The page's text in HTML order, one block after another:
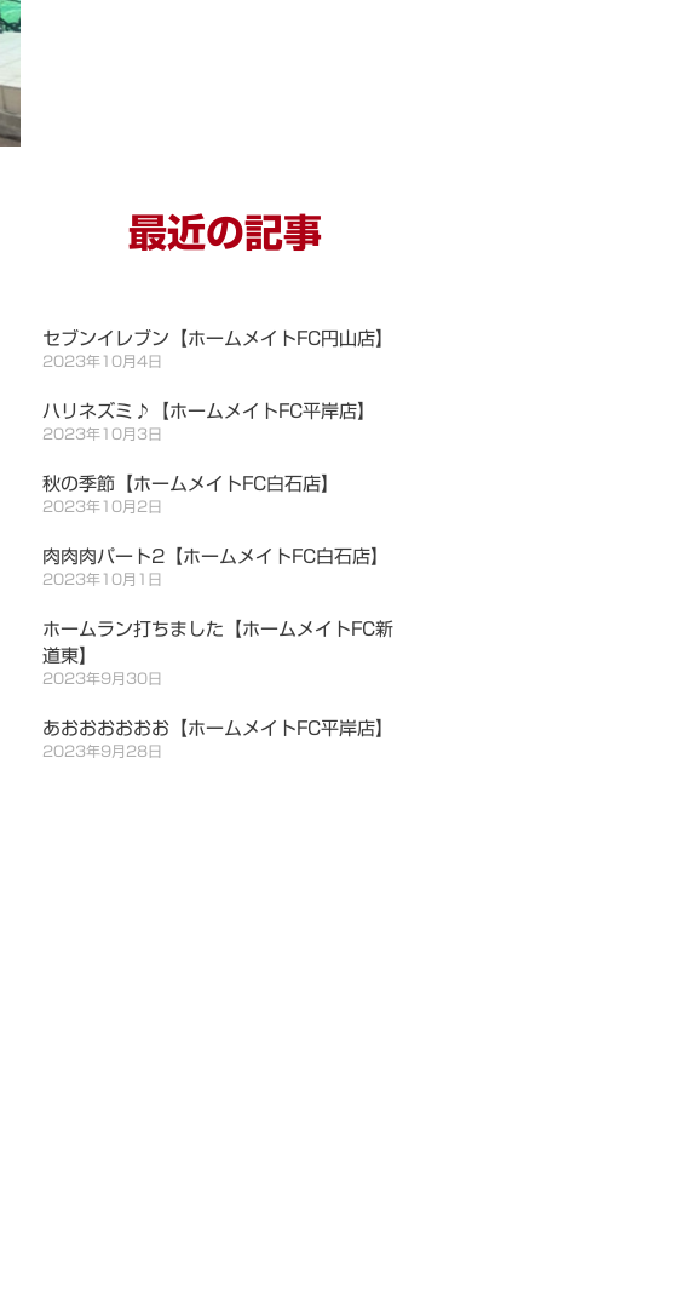
最近の記事
セブンイレブン【ホームメイトFC円山店】
2023年10月4日
ハリネズミ♪【ホームメイトFC平岸店】
2023年10月3日
秋の季節【ホームメイトFC白石店】
2023年10月2日
肉肉肉パート2【ホームメイトFC白石店】
2023年10月1日
ホームラン打ちました【ホームメイトFC新
道東】
2023年9月30日
あおおおおおお【ホームメイトFC平岸店】
2023年9月28日